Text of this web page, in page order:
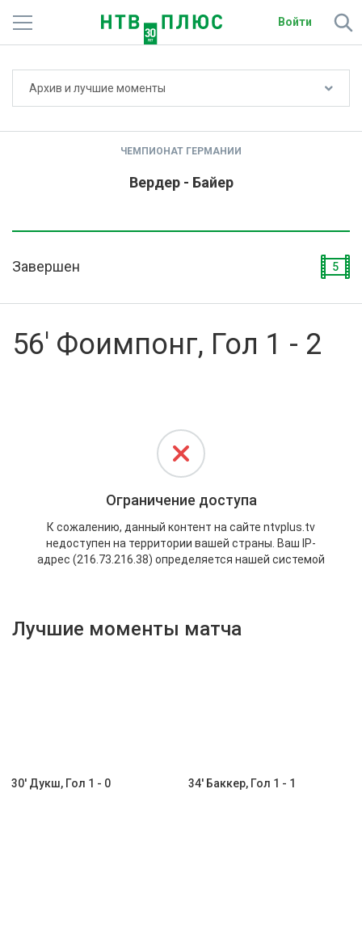
Войти
О сайте
Архив и лучшие моменты
ЧЕМПИОНАТ ГЕРМАНИИ
Вердер - Байер
Завершен 5
56' Фоимпонг, Гол 1 - 2
Лучшие моменты матча
30' Дукш, Гол 1 - 0 34' Баккер, Гол 1 - 1